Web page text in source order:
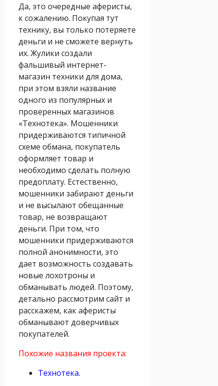
Да, это очередные аферисты,
к сожалению. Покупая тут
технику, вы только потеряете
деньги и не сможете вернуть
их. Жулики создали
фальшивый интернет-
магазин техники для дома,
при этом взяли название
одного из популярных и
проверенных магазинов
«Технотека». Мошенники
придерживаются типичной
схеме обмана, покупатель
оформляет товар и
необходимо сделать полную
предоплату. Естественно,
мошенники забирают деньги
и не высылают обещанные
товар, не возвращают
деньги. При том, что
мошенники придерживаются
полной анонимности, это
дает возможность создавать
новые лохотроны и
обманывать людей. Поэтому,
детально рассмотрим сайт и
расскажем, как аферисты
обманывают доверчивых
покупателей.
Похожие названия проекта:
Технотека.